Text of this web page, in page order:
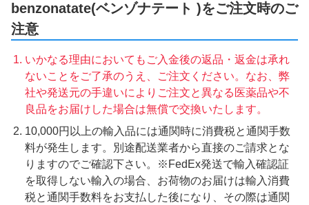
benzonatate(ベンゾナテート )をご注文時のご
注意
いかなる理由においてもご入金後の返品・返金は承れ
ないことをご了承のうえ、ご注文ください。なお、弊
社や発送元の手違いによりご注文と異なる医薬品や不
良品をお届けした場合は無償で交換いたします。
10,000円以上の輸入品には通関時に消費税と通関手数
料が発生します。別途配送業者から直接のご請求とな
りますのでご確認下さい。※FedEx発送で輸入確認証
を取得しない輸入の場合、お荷物のお届けは輸入消費
税と通関手数料をお支払した後になり、その際は通関